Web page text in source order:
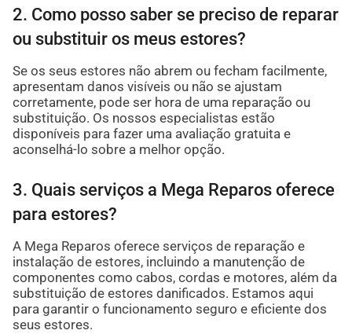
2. Como posso saber se preciso de reparar
ou substituir os meus estores?
Se os seus estores não abrem ou fecham facilmente,
apresentam danos visíveis ou não se ajustam
corretamente, pode ser hora de uma reparação ou
substituição. Os nossos especialistas estão
disponíveis para fazer uma avaliação gratuita e
aconselhá-lo sobre a melhor opção.
3. Quais serviços a Mega Reparos oferece
para estores?
A Mega Reparos oferece serviços de reparação e
instalação de estores, incluindo a manutenção de
componentes como cabos, cordas e motores, além da
substituição de estores danificados. Estamos aqui
para garantir o funcionamento seguro e eficiente dos
seus estores.